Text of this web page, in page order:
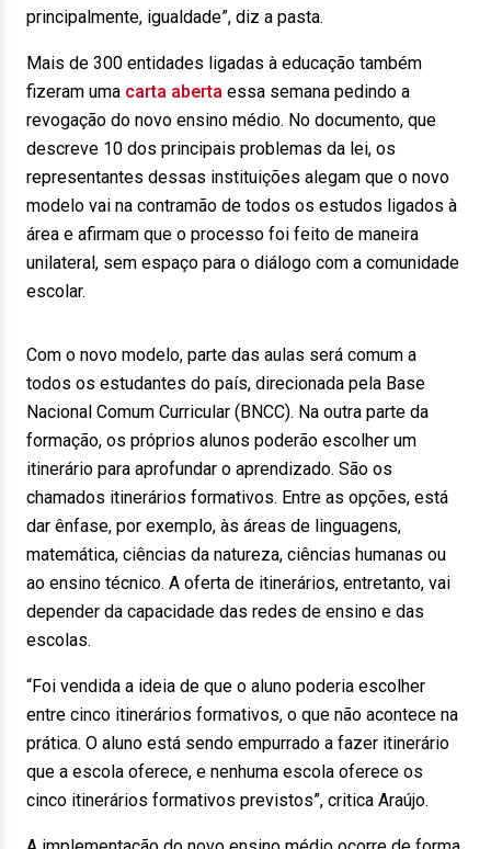
principalmente, igualdade”, diz a pasta.
Mais de 300 entidades ligadas à educação também
fizeram uma carta aberta essa semana pedindo a
revogação do novo ensino médio. No documento, que
descreve 10 dos principais problemas da lei, os
representantes dessas instituições alegam que o novo
modelo vai na contramão de todos os estudos ligados à
área e afirmam que o processo foi feito de maneira
unilateral, sem espaço para o diálogo com a comunidade
escolar.
Com o novo modelo, parte das aulas será comum a
todos os estudantes do país, direcionada pela Base
Nacional Comum Curricular (BNCC). Na outra parte da
formação, os próprios alunos poderão escolher um
itinerário para aprofundar o aprendizado. São os
chamados itinerários formativos. Entre as opções, está
dar ênfase, por exemplo, às áreas de linguagens,
matemática, ciências da natureza, ciências humanas ou
ao ensino técnico. A oferta de itinerários, entretanto, vai
depender da capacidade das redes de ensino e das
escolas.
“Foi vendida a ideia de que o aluno poderia escolher
entre cinco itinerários formativos, o que não acontece na
prática. O aluno está sendo empurrado a fazer itinerário
que a escola oferece, e nenhuma escola oferece os
cinco itinerários formativos previstos”, critica Araújo.